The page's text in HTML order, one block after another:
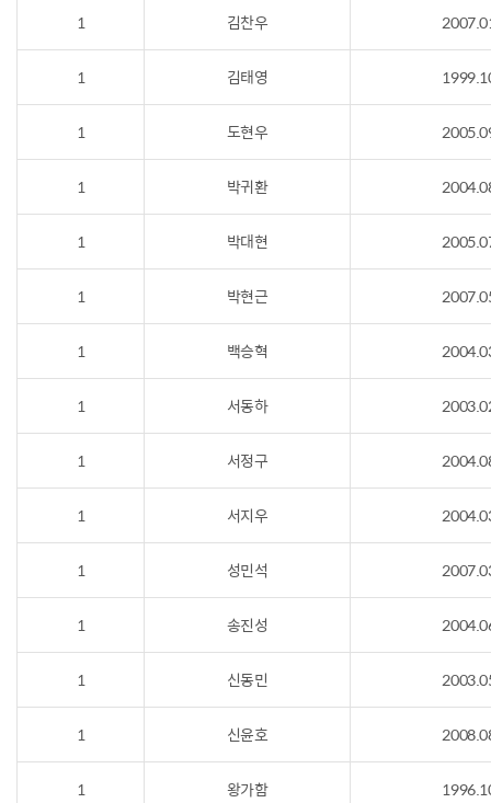
1 김찬우
1 김태영
1 도현우
1 박귀환
1 박대현
1 박현근
1 백승혁
1 서동하
1 서정구
1 서지우
1 성민석
1 송진성
1 신동민
1 신윤호
1 왕가함